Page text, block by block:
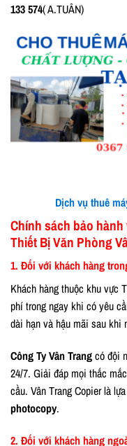
133 574( A.TUÂN)
Dịch vụ thuê
Chính sách bảo hành
Thiết Bị Văn Phòng
1. Đối với khách hàng
Khách hàng thuộc khu vực
phí trong ngay khi có yêu
dài hạn và hậu mãi sau khi
Công Ty Vân Trangcó đội
24/7. Giải đáp mọi thắc
cầu. Vân Trang Copier là
photocopy.
2. Đối với khách hàng